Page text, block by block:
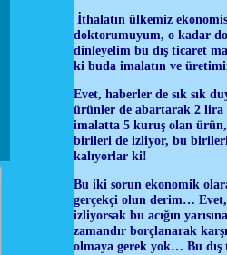
İthalatın ülkemiz
doktorumuyum, o kadar
dinleyelim bu dış ticaret
ki buda imalatın ve
Evet, haberler de sık sık
ürünler de abartarak 2 lira
imalatta 5 kuruş olan
birileri de izliyor, bu birileri
kalıyorlar ki!
Bu iki sorun ekonomik
gerçekçi olun derim…
izliyorsak bu acığın
zamandır borçlanarak
olmaya gerek yok… Bu dış